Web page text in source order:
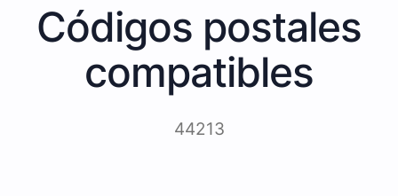
Códigos postales
compatibles
44213